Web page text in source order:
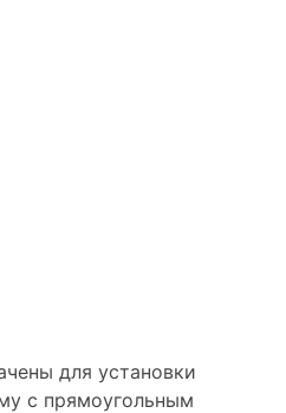
для установки
с прямоугольным